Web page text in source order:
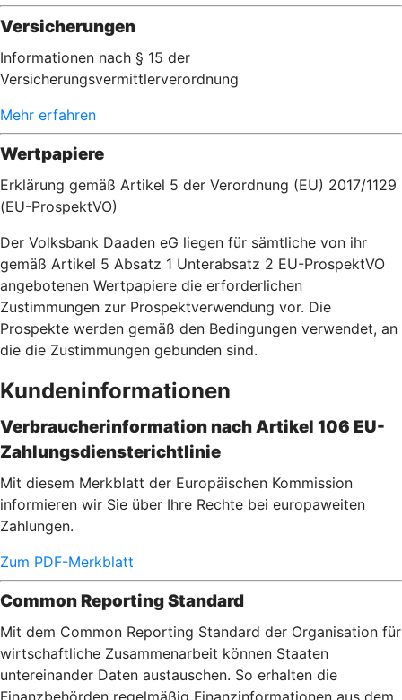
Versicherungen
Informationen nach § 15 der
Versicherungsvermittlerverordnung
Mehr erfahren
Wertpapiere
Erklärung gemäß Artikel 5 der Verordnung (EU) 2017/1129
(EU-ProspektVO)
Der Volksbank Daaden eG liegen für sämtliche von ihr
gemäß Artikel 5 Absatz 1 Unterabsatz 2 EU-ProspektVO
angebotenen Wertpapiere die erforderlichen
Zustimmungen zur Prospektverwendung vor. Die
Prospekte werden gemäß den Bedingungen verwendet, an
die die Zustimmungen gebunden sind.
Kundeninformationen
Verbraucherinformation nach Artikel 106 EU-
Zahlungsdiensterichtlinie
Mit diesem Merkblatt der Europäischen Kommission
informieren wir Sie über Ihre Rechte bei europaweiten
Zahlungen.
Zum PDF-Merkblatt
Common Reporting Standard
Mit dem Common Reporting Standard der Organisation für
wirtschaftliche Zusammenarbeit können Staaten
untereinander Daten austauschen. So erhalten die
Finanzbehörden regelmäßig Finanzinformationen aus dem